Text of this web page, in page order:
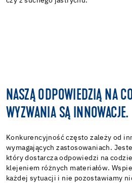
NASZĄ ODPOWIEDZIĄ NA
WYZWANIA SĄ INNOWACJE.
Konkurencyjność często zależy od
wymagających zastosowaniach.
który dostarcza odpowiedzi na
klejeniem różnych materiałów.
każdej sytuacji i nie pozostawiamy